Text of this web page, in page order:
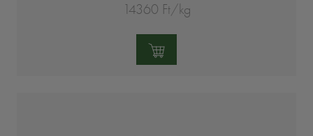
14360 Ft/kg
Mennyiség: